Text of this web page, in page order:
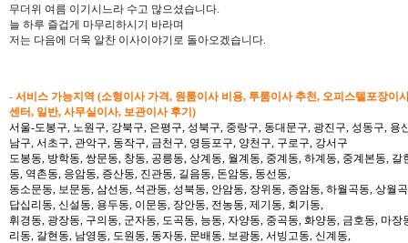
무더위 여름 이기시느라 수고 많으셨습니다.
늘 하루 즐겁게 마무리하시기 바라며
저는 다음에 더욱 알찬 이사이야기로 돌아오겠습니다.
- 서비스 가능지역 (소형이사 가격, 원룸이사 비용, 투룸이사 추천, 오피스텔포장이
센터, 일반, 사무실이사, 보관이사 후기)
서울-도봉구, 노원구, 강북구, 은평구, 성북구, 중랑구, 동대문구, 광진구, 성동구,
남구, 서초구, 관악구, 동작구, 금천구, 영등포구, 양천구, 구로구, 강서구
도봉동, 방학동, 쌍문동, 창동, 공릉동, 상계동, 월계동, 중계동, 하계동, 중계본동,
동, 역촌동, 응암동, 증산동, 진관동, 길음동, 돈암동, 동선동,
동소문동, 보문동, 삼선동, 석관동, 성북동, 안암동, 장위동, 종암동, 하월곡동, 상월
답십리동, 신설동, 용두동, 이문동, 장안동, 전농동, 제기동, 회기동,
휘경동, 광장동, 구의동, 군자동, 도곡동, 능동, 자양동, 중곡동, 화양동, 금호동, 마
리동, 갈현동, 남영동, 도원동, 동자동, 문배동, 보광동, 서빙고동, 신계동,